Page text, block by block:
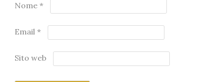
Nome *
Email *
Sito web